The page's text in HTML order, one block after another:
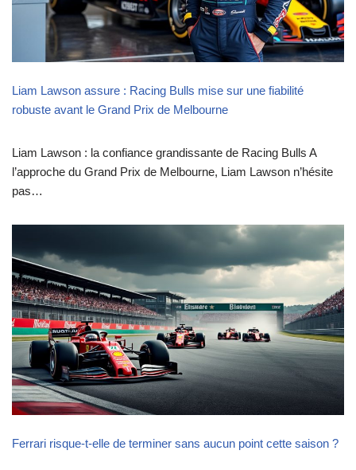
Liam Lawson assure : Racing Bulls mise sur une fiabilité
robuste avant le Grand Prix de Melbourne
Liam Lawson : la confiance grandissante de Racing Bulls A
l’approche du Grand Prix de Melbourne, Liam Lawson n’hésite
pas…
Ferrari risque-t-elle de terminer sans aucun point cette saison ?